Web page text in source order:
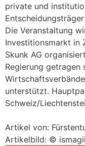
private und
Die Veranstaltung
Investitionsmarkt in
Skunk AG
Regierung getragen
unterstützt.
Schweiz/
Artikel von:
Artikelbild: ©